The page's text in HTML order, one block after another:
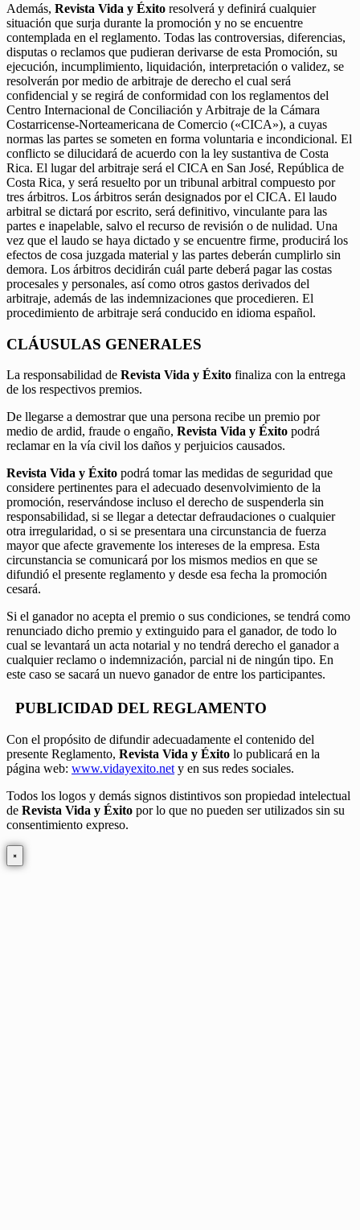
Además, Revista Vida y Éxito resolverá y definirá cualquier
situación que surja durante la promoción y no se encuentre
contemplada en el reglamento. Todas las controversias, diferencias,
disputas o reclamos que pudieran derivarse de esta Promoción, su
ejecución, incumplimiento, liquidación, interpretación o validez, se
resolverán por medio de arbitraje de derecho el cual será
confidencial y se regirá de conformidad con los reglamentos del
Centro Internacional de Conciliación y Arbitraje de la Cámara
Costarricense-Norteamericana de Comercio («CICA»), a cuyas
normas las partes se someten en forma voluntaria e incondicional. El
conflicto se dilucidará de acuerdo con la ley sustantiva de Costa
Rica. El lugar del arbitraje será el CICA en San José, República de
Costa Rica, y será resuelto por un tribunal arbitral compuesto por
tres árbitros. Los árbitros serán designados por el CICA. El laudo
arbitral se dictará por escrito, será definitivo, vinculante para las
partes e inapelable, salvo el recurso de revisión o de nulidad. Una
vez que el laudo se haya dictado y se encuentre firme, producirá los
efectos de cosa juzgada material y las partes deberán cumplirlo sin
demora. Los árbitros decidirán cuál parte deberá pagar las costas
procesales y personales, así como otros gastos derivados del
arbitraje, además de las indemnizaciones que procedieren. El
procedimiento de arbitraje será conducido en idioma español.
CLÁUSULAS GENERALES
La responsabilidad de Revista Vida y Éxito finaliza con la entrega
de los respectivos premios.
De llegarse a demostrar que una persona recibe un premio por
medio de ardid, fraude o engaño, Revista Vida y Éxito podrá
reclamar en la vía civil los daños y perjuicios causados.
Revista Vida y Éxito podrá tomar las medidas de seguridad que
considere pertinentes para el adecuado desenvolvimiento de la
promoción, reservándose incluso el derecho de suspenderla sin
responsabilidad, si se llegar a detectar defraudaciones o cualquier
otra irregularidad, o si se presentara una circunstancia de fuerza
mayor que afecte gravemente los intereses de la empresa. Esta
circunstancia se comunicará por los mismos medios en que se
difundió el presente reglamento y desde esa fecha la promoción
cesará.
Si el ganador no acepta el premio o sus condiciones, se tendrá como
renunciado dicho premio y extinguido para el ganador, de todo lo
cual se levantará un acta notarial y no tendrá derecho el ganador a
cualquier reclamo o indemnización, parcial ni de ningún tipo. En
este caso se sacará un nuevo ganador de entre los participantes.
PUBLICIDAD DEL REGLAMENTO
Con el propósito de difundir adecuadamente el contenido del
presente Reglamento, Revista Vida y Éxito lo publicará en la
página web: www.vidayexito.net y en sus redes sociales.
Todos los logos y demás signos distintivos son propiedad intelectual
de Revista Vida y Éxito por lo que no pueden ser utilizados sin su
consentimiento expreso.
×